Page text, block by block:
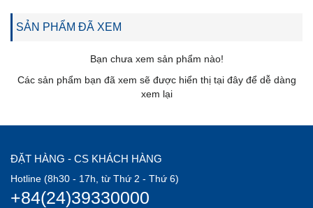
SẢN PHẨM ĐÃ XEM
Bạn chưa xem sản phẩm nào!
Các sản phẩm bạn đã xem sẽ được hiển thị tại đây để dễ dàng
xem lại
ĐẶT HÀNG - CS KHÁCH HÀNG
Hotline (8h30 - 17h, từ Thứ 2 - Thứ 6)
+84(24)39330000